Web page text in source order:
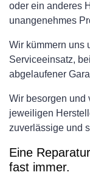
oder ein anderes
unangenehmes
Wir kümmern uns
Serviceeinsatz,
abgelaufener
Wir besorgen und
jeweiligen
zuverlässige und
Eine
fast immer.